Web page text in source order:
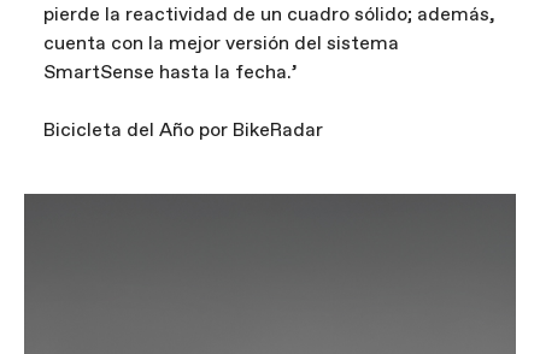
pierde la reactividad de un cuadro sólido; además,
cuenta con la mejor versión del sistema
SmartSense hasta la fecha.’
Bicicleta del Año por BikeRadar